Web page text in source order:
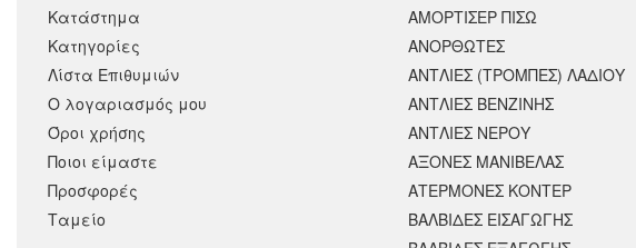
Κατάστημα
Κατηγορίες
Λίστα Επιθυμιών
Ο λογαριασμός μου
Όροι χρήσης
Ποιοι είμαστε
Προσφορές
Ταμείο
ΑΜΟΡΤΙΣΕΡ ΠΙΣΩ
ΑΝΟΡΘΩΤΕΣ
ΑΝΤΛΙΕΣ (ΤΡΟΜΠΕΣ) ΛΑΔΙΟΥ
ΑΝΤΛΙΕΣ ΒΕΝΖΙΝΗΣ
ΑΝΤΛΙΕΣ ΝΕΡΟΥ
ΑΞΟΝΕΣ ΜΑΝΙΒΕΛΑΣ
ΑΤΕΡΜΟΝΕΣ ΚΟΝΤΕΡ
ΒΑΛΒΙΔΕΣ ΕΙΣΑΓΩΓΗΣ